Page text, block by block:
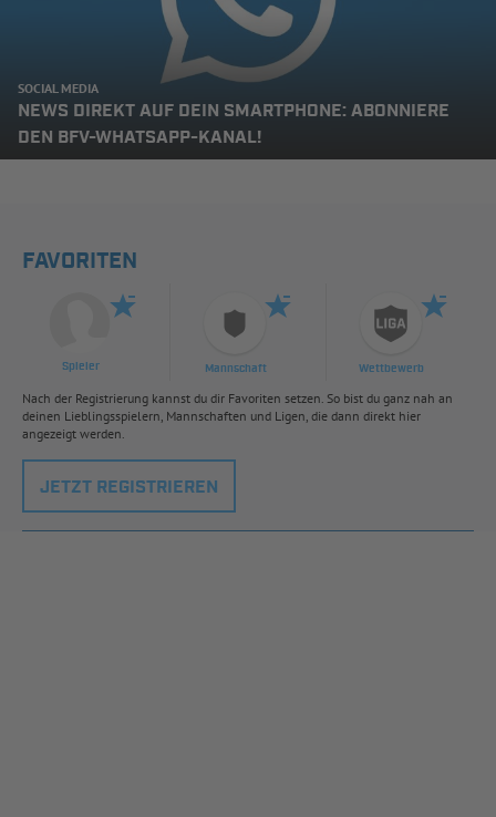
SOCIAL MEDIA
NEWS DIREKT AUF DEIN SMARTPHONE: ABONNIERE
DEN BFV-WHATSAPP-KANAL!
FAVORITEN
Spieler Mannschaft Wettbewerb
Nach der Registrierung kannst du dir Favoriten setzen. So bist du ganz nah an
deinen Lieblingsspielern, Mannschaften und Ligen, die dann direkt hier
angezeigt werden.
JETZT REGISTRIEREN